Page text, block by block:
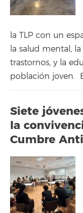
la TLP con un
la salud mental,
trastornos, y la
población joven.
Siete
la
Cumbre